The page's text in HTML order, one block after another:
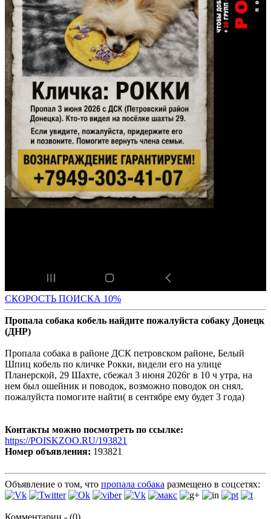
СКОРОСТЬ ПОИСКА 10%
Пропала собака кобель найдите пожалуйста собаку Донецк
(ДНР)
Пропала собака в районе ДСК петровском районе, Белый
Шпиц кобель по кличке Рокки, видели его на улице
Планерской, 29 Шахте, сбежал 3 июня 2026г в 10 ч утра, на
нем был ошейник и поводок, возможно поводок он снял,
пожалуйста помогите найти( в сентябре ему будет 3 года)
Контакты можно посмотреть по ссылке:
https://POISKZOO.RU/193821
Номер объявления: 193821
Объявление о том, что пропала собака размещено в соцсетях: